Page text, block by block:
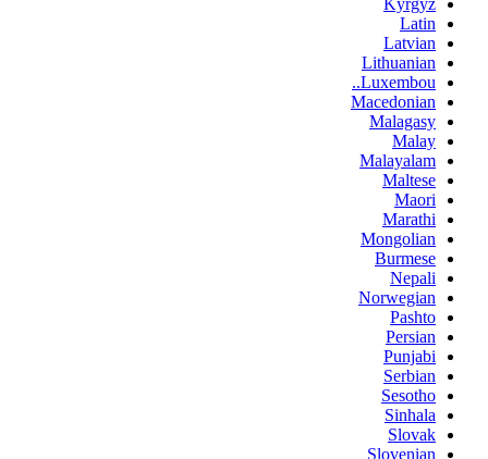
Latin
Latvian
Lithuanian
Luxembou..
Macedonian
Malagasy
Malay
Malayalam
Maltese
Maori
Marathi
Mongolian
Burmese
Nepali
Norwegian
Pashto
Persian
Punjabi
Serbian
Sesotho
Sinhala
Slovak
Slovenian